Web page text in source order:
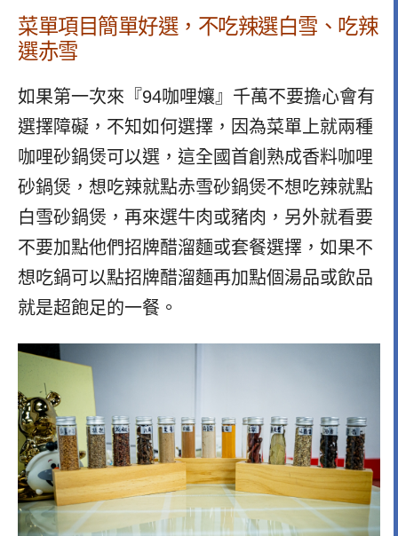
菜單項目簡單好選，不吃辣選白雪、吃辣
選赤雪
如果第一次來『94咖哩孃』千萬不要擔心會有
選擇障礙，不知如何選擇，因為菜單上就兩種
咖哩砂鍋煲可以選，這全國首創熟成香料咖哩
砂鍋煲，想吃辣就點赤雪砂鍋煲不想吃辣就點
白雪砂鍋煲，再來選牛肉或豬肉，另外就看要
不要加點他們招牌醋溜麵或套餐選擇，如果不
想吃鍋可以點招牌醋溜麵再加點個湯品或飲品
就是超飽足的一餐。